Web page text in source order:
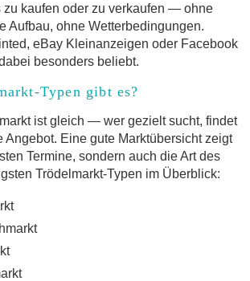
zu kaufen oder zu verkaufen — ohne
Aufbau, ohne Wetterbedingungen.
eBay Kleinanzeigen oder Facebook
besonders beliebt.
Typen gibt es?
ist gleich — wer gezielt sucht, findet
Angebot. Eine gute Marktübersicht zeigt
Termine, sondern auch die Art des
Trödelmarkt-Typen im Überblick: